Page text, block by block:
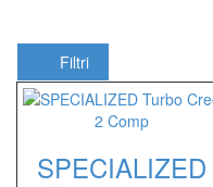
Filtri
SPECIALIZED